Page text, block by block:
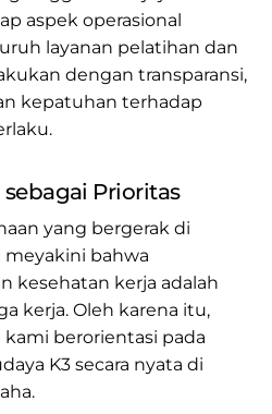
aspek operasional
layanan pelatihan dan
dengan transparansi,
kepatuhan terhadap
Prioritas
yang bergerak di
meyakini bahwa
kesehatan kerja adalah
kerja. Oleh karena itu,
berorientasi pada
K3 secara nyata di